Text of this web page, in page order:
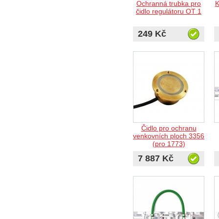
Ochranná trubka pro
čidlo regulátoru OT 1
249 Kč
Čidlo pro ochranu
venkovních ploch 3356
(pro 1773)
7 887 Kč